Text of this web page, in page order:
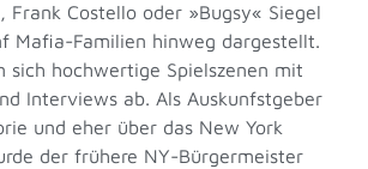
Frank Costello oder »Bugsy« Siegel
Mafia-Familien hinweg dargestellt.
sich hochwertige Spielszenen mit
Interviews ab. Als Auskunfstgeber
und eher über das New York
der frühere NY-Bürgermeister